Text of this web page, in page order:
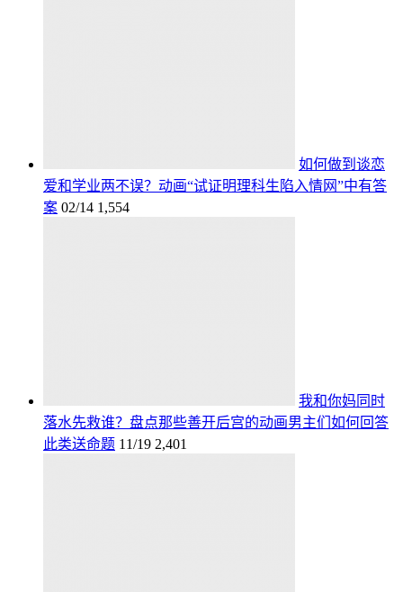
如何做到谈恋
爱和学业两不误？动画“试证明理科生陷入情网”中有答
案 02/14 1,554
我和你妈同时
落水先救谁？盘点那些善开后宫的动画男主们如何回答
此类送命题 11/19 2,401